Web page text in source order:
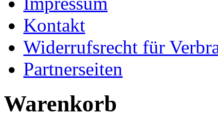
Kontakt
Widerrufsrecht für
Partnerseiten
Warenkorb